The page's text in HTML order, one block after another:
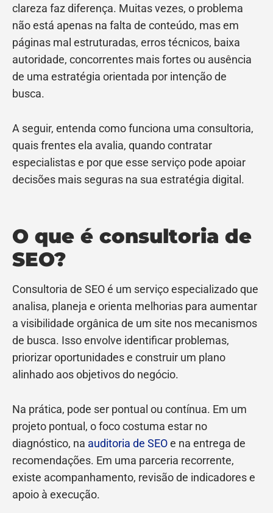
clareza faz diferença. Muitas vezes, o problema
não está apenas na falta de conteúdo, mas em
páginas mal estruturadas, erros técnicos, baixa
autoridade, concorrentes mais fortes ou ausência
de uma estratégia orientada por intenção de
busca.
A seguir, entenda como funciona uma consultoria,
quais frentes ela avalia, quando contratar
especialistas e por que esse serviço pode apoiar
decisões mais seguras na sua estratégia digital.
O que é consultoria de
SEO?
Consultoria de SEO é um serviço especializado que
analisa, planeja e orienta melhorias para aumentar
a visibilidade orgânica de um site nos mecanismos
de busca. Isso envolve identificar problemas,
priorizar oportunidades e construir um plano
alinhado aos objetivos do negócio.
Na prática, pode ser pontual ou contínua. Em um
projeto pontual, o foco costuma estar no
diagnóstico, na auditoria de SEOe na entrega de
recomendações. Em uma parceria recorrente,
existe acompanhamento, revisão de indicadores e
apoio à execução.